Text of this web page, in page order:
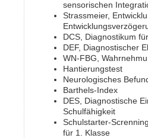
sensorischen
Strassmeier,
DCS, Diagnostikum
DEF, Diagnostischer
WN-FBG,
Hantierungstest
Neurologisches
Barthels-Index
DES, Diagnostische
Schulfähigkeit
Schulstarter-
für 1. Klasse